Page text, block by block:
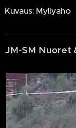
Kuvaus: Myllyaho
JM-SM Nuoret